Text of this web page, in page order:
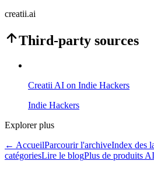
creatii.ai
Third-party sources
Creatii AI on Indie Hackers
Indie Hackers
Explorer plus
← AccueilParcourir l'archiveIndex des
catégoriesLire le blogPlus de produits